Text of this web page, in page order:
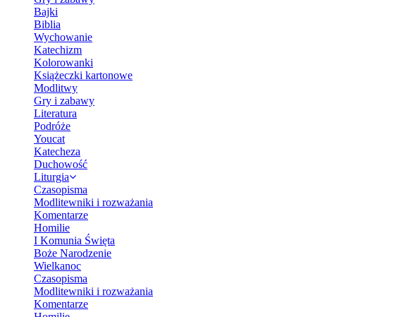
Bajki
Biblia
Wychowanie
Katechizm
Kolorowanki
Książeczki kartonowe
Modlitwy
Gry i zabawy
Literatura
Podróże
Youcat
Katecheza
Duchowość
Liturgia
Czasopisma
Modlitewniki i rozważania
Komentarze
Homilie
I Komunia Święta
Boże Narodzenie
Wielkanoc
Czasopisma
Modlitewniki i rozważania
Komentarze